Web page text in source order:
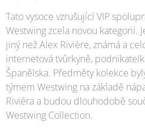
Tato vysoce vzrušující VIP
Westwing zcela novou kategorii.
jiný než Alex Rivière, známá a
internetová tvůrkyně,
Španělska. Předměty kolekce
týmem Westwing na základě
Rivièra a budou dlouhodobě
Westwing Collection.